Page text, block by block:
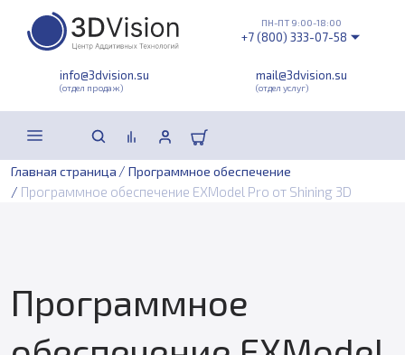
info@3dvision.su
(отдел продаж)
mail@3dvision.su
(отдел услуг)
ПН-ПТ 9:00-18:00
+7 (800) 333-07-58
Главная страница / Программное обеспечение
/ Программное обеспечение EXModel Pro от Shining 3D
Программное